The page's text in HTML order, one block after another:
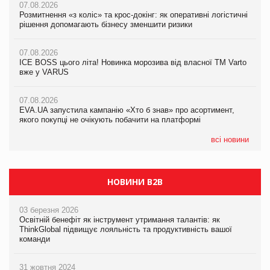
07.08.2026
Розмитнення «з коліс» та крос-докінг: як оперативні логістичні
рішення допомагають бізнесу зменшити ризики
07.08.2026
ICE BOSS цього літа! Новинка морозива від власної ТМ Varto
вже у VARUS
07.08.2026
EVA.UA запустила кампанію «Хто б знав» про асортимент,
якого покупці не очікують побачити на платформі
всі новини
07.08.2026
Розмитнення «з коліс» та крос-докінг: як оперативні логістичні
рішення допомагають бізнесу зменшити ризики
07.08.2026
ICE BOSS цього літа! Новинка морозива від власної ТМ Varto
вже у VARUS
07.08.2026
EVA.UA запустила кампанію «Хто б знав» про асортимент,
якого покупці не очікують побачити на платформі
07.08.2026
Kraft Heinz скоротила збиток у першому півріччі
Продажі Hugo Boss впали на 9%
НОВИНИ B2B
03 березня 2026
Освітній бенефіт як інструмент утримання талантів: як
ThinkGlobal підвищує лояльність та продуктивність вашої
команди
31 жовтня 2024